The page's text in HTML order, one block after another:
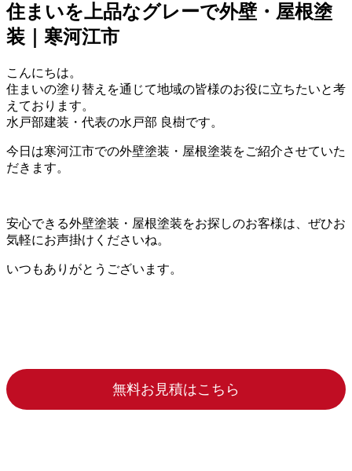
住まいを上品なグレーで外壁・屋根塗
装｜寒河江市
こんにちは。
住まいの塗り替えを通じて地域の皆様のお役に立ちたいと考
えております。
水戸部建装・代表の水戸部 良樹です。
今日は寒河江市での外壁塗装・屋根塗装をご紹介させていた
だきます。
安心できる外壁塗装・屋根塗装をお探しのお客様は、ぜひお
気軽にお声掛けくださいね。
いつもありがとうございます。
無料お見積はこちら